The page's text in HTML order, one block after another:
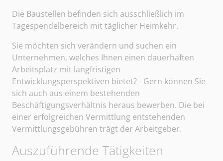
Die Baustellen befinden sich ausschließlich im
Tagespendelbereich mit täglicher Heimkehr.
Sie möchten sich verändern und suchen ein
Unternehmen, welches Ihnen einen dauerhaften
Arbeitsplatz mit langfristigen
Entwicklungsperspektiven bietet? - Gern können Sie
sich auch aus einem bestehenden
Beschäftigungsverhältnis heraus bewerben. Die bei
einer erfolgreichen Vermittlung entstehenden
Vermittlungsgebühren trägt der Arbeitgeber.
Sangerhäuser Arbeitsvermittlung und
Auszuführende Tätigkeiten